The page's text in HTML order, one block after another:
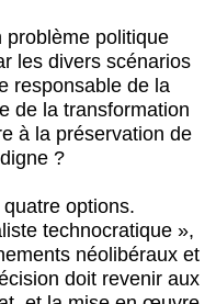
problème politique
les divers scénarios
responsable de la
de la transformation
à la préservation de
?
options.
technocratique »,
néolibéraux et
doit revenir aux